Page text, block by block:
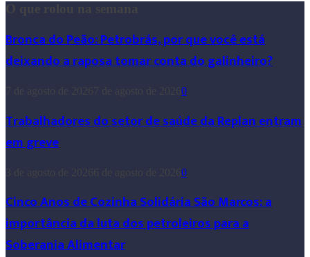
O que rolou na semana
Bronca do Peão: Petrobrás, por que você está
deixando a raposa tomar conta do galinheiro?
0
Trabalhadores do setor de saúde da Replan entram
em greve
0
Cinco Anos de Cozinha Solidária São Marcos: a
importância da luta dos petroleiros para a
Soberania Alimentar